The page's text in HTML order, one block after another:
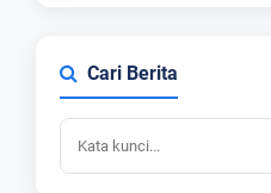
Cari Berita